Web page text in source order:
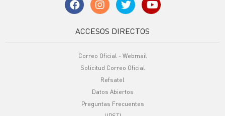
ACCESOS DIRECTOS
Correo Oficial - Webmail
Solicitud Correo Oficial
Refsatel
Datos Abiertos
Preguntas Frecuentes